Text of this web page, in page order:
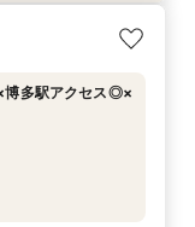
マホでOK！オン
90分×見積もり相
チ試食＆直前予約
切な一日！期間限
試着】光の大聖堂
博多駅アクセス◎×